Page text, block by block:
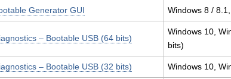
Generator GUI Windows 8 /
– Bootable USB (64 bits)
Windows 10,
bits)
– Bootable USB (32 bits) Windows 10,